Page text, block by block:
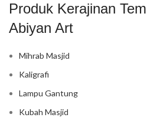
Produk Kerajinan
Abiyan Art
Mihrab Masjid
Kaligrafi
Lampu Gantung
Kubah Masjid